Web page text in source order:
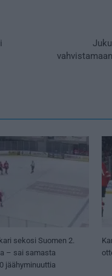
sekosi Suomen 2.
– sai samasta
jäähyminuuttia